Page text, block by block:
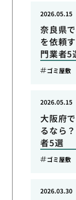
奈良県
を依頼
門業者5
2026.05.15
ゴミ屋敷
大阪府
るなら
者5選
2026.05.15
ゴミ屋敷
2026.03.30